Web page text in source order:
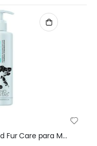
Nano Sanitas Shampoo Advanced Fur Care para Machos de Pelo Comprido 250 ml